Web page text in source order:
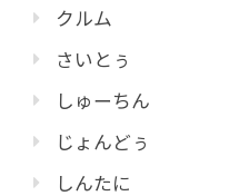
クルム
さいとぅ
しゅーちん
じょんどぅ
しんたに